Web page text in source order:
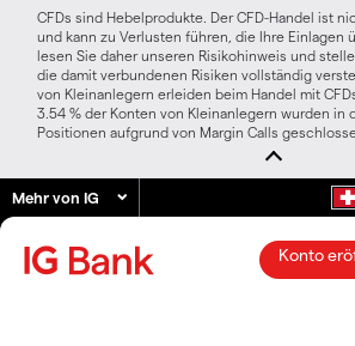
CFDs sind Hebelprodukte. Der CFD-Handel ist
und kann zu Verlusten führen, die Ihre Einlagen
lesen Sie daher unseren Risikohinweis und
die damit verbundenen Risiken vollständig
von Kleinanlegern erleiden beim Handel mit
3.54 % der Konten von Kleinanlegern wurden in
Positionen aufgrund von Margin Calls
Mehr von IG
Konto